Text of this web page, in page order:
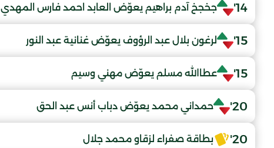
14' جخجخ آدم براهيم يعوّض العابد احمد فارس المهدي
15' لرغون بلال عبد الرؤوف يعوّض غنانية عبد النور
15' عطاالله مسلم يعوّض مهني وسيم
20' حمداني محمد يعوّض دباب أنس عبد الحق
20' بطاقة صفراء لزقاو محمد جلال